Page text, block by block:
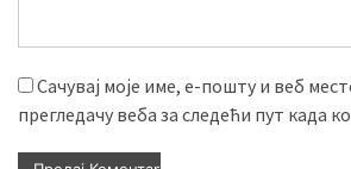
Сачувај моје име, е-пошту и веб
прегледачу веба за следећи пут када